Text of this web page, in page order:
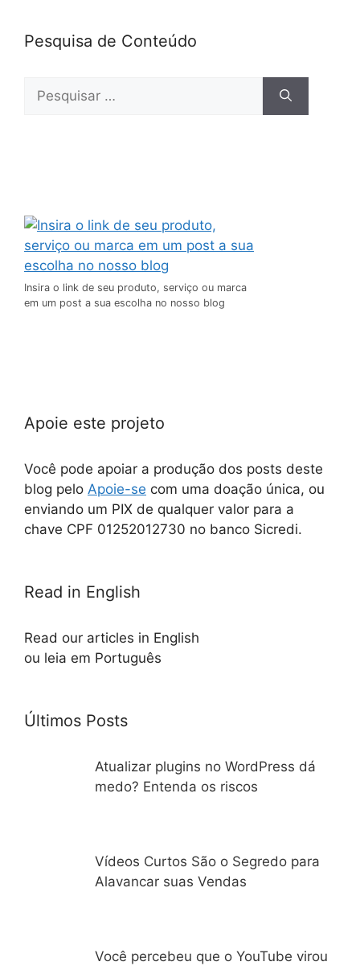
Pesquisa de Conteúdo
Insira o link de seu produto, serviço ou marca
em um post a sua escolha no nosso blog
Apoie este projeto
Você pode apoiar a produção dos posts deste
blog pelo Apoie-se com uma doação única, ou
enviando um PIX de qualquer valor para a
chave CPF 01252012730 no banco Sicredi.
Read in English
Read our articles in English
ou leia em Português
Últimos Posts
Atualizar plugins no WordPress dá
medo? Entenda os riscos
Vídeos Curtos São o Segredo para
Alavancar suas Vendas
Você percebeu que o YouTube virou